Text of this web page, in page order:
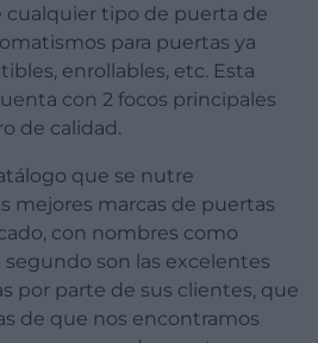
cualquier tipo de puerta de
para puertas ya
enrollables, etc. Esta
con 2 focos principales
de calidad.
mejores marcas de puertas
con nombres como
segundo son las excelentes
por parte de sus clientes, que
de que nos encontramos